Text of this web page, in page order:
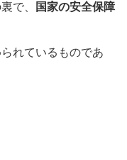
で、
国家の安全保障
れているものであ